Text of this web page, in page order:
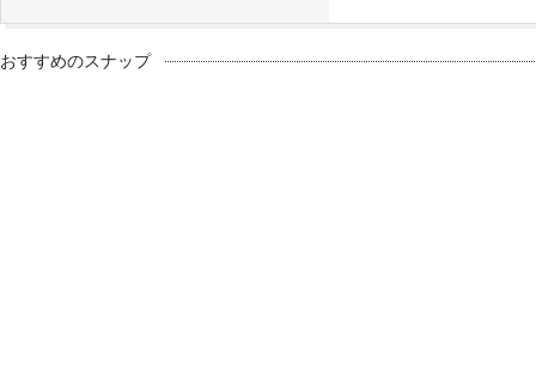
おすすめのスナップ